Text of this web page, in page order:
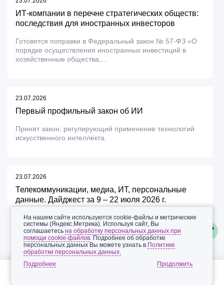
ИТ-компании в перечне стратегических обществ:
последствия для иностранных инвесторов
Готовятся поправки в Федеральный закон № 57-ФЗ «О
порядке осуществления иностранных инвестиций в
хозяйственные общества,...
23.07.2026
Первый профильный закон об ИИ
Принят закон, регулирующий применение технологий
искусственного интеллекта.
23.07.2026
Телекоммуникации, медиа, ИТ, персональные
данные. Дайджест за 9 – 22 июля 2026 г.
Главные новости: Совет Федерации одобрил закон о
поддержке «Почты России»; предложены критерии
определения «мошеннических»...
На нашем сайте используются cookie-файлы и метрические
системы (Яндекс.Метрика). Используя сайт, Вы
соглашаетесьна обработку персональных данных при
помощи cookie-файлов. Подробнее об обработке
персональных данных Вы можете узнать в Политике
обработки персональных данных.
Подробнее